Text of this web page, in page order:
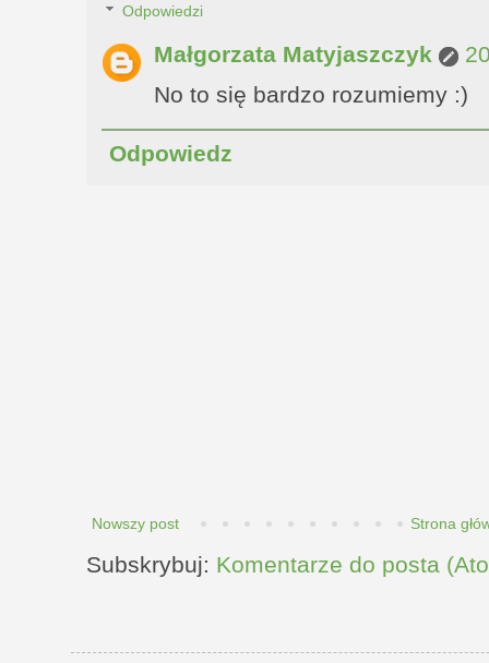
Odpowiedzi
Małgorzata Matyjaszczyk
No to się bardzo rozumiemy :)
Odpowiedz
Nowszy post Strona
Subskrybuj: Komentarze do posta